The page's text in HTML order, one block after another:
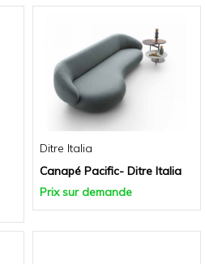
Ditre Italia
Canapé Pacific- Ditre Italia
Prix sur demande